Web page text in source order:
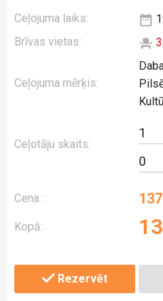
Ceļojuma laiks:
Brīvas vietas:
3
Ceļojuma mērķis:
Ceļotāju skaits:
1
0
Cena :
Kopā:
Rezervēt